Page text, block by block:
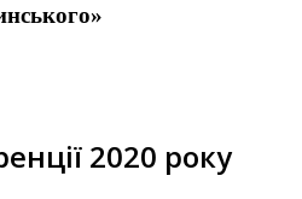
2020 року